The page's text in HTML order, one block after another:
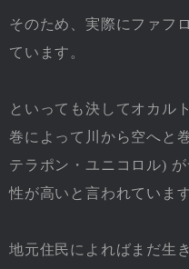
そのため、実際にファフ
ています。
といっても決してオカル
巻によって川から空へと
テラポン・ユニコロル)
性が高いと言われています
地元住民によればまだ生